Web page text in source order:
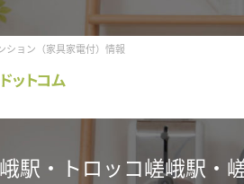
ション（家具家電付）情報
駅・トロッコ嵯峨駅・